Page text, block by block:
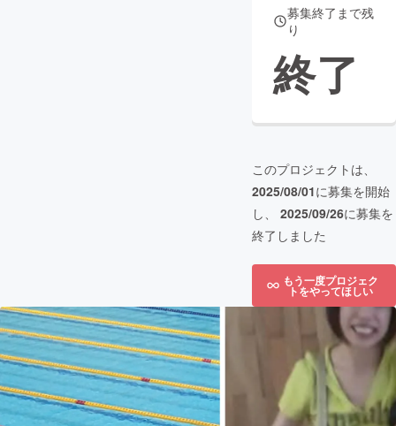
募集終了まで残
り
終了
このプロジェクトは、
2025/08/01に募集を開始
し、 2025/09/26に募集を
終了しました
もう一度プロジェク
トをやってほしい